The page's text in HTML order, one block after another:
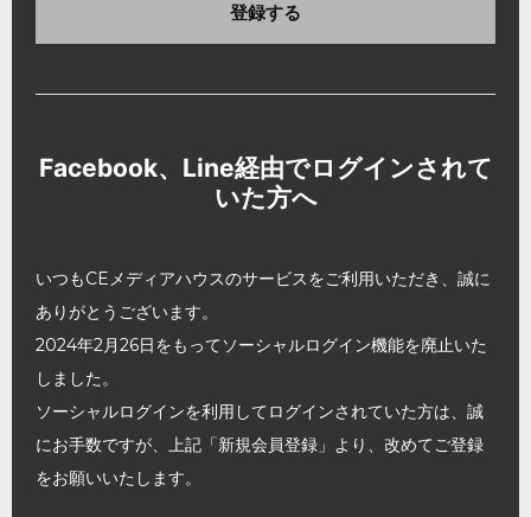
登録する
Facebook、Line経由でログインされて
いた方へ
いつもCEメディアハウスのサービスをご利用いただき、誠に
ありがとうございます。
2024年2月26日をもってソーシャルログイン機能を廃止いた
しました。
ソーシャルログインを利用してログインされていた方は、誠
にお手数ですが、上記「新規会員登録」より、改めてご登録
をお願いいたします。